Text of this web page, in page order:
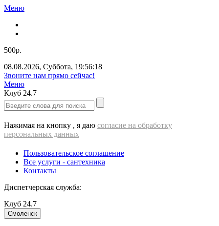
Меню
500р.
08.08.2026, Суббота, 19:56:18
Звоните нам прямо сейчас!
Меню
Клуб 24.7
Нажимая на кнопку , я даю согласие на обработку
персональных данных
Пользовательское соглашение
Все услуги - cантехника
Контакты
Диспетчерская служба:
Клуб 24.7
Смоленск